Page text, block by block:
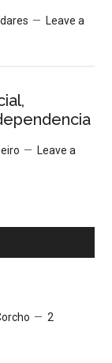
Leave a
Leave a
2